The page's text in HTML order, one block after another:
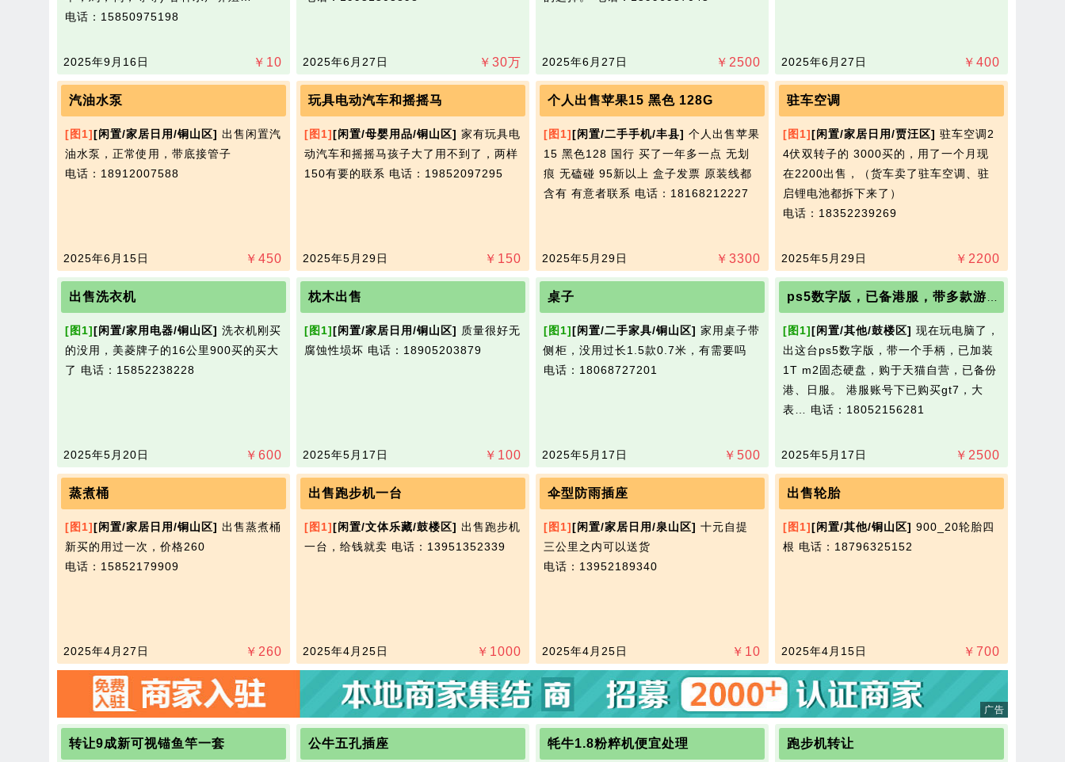
电话：15850975198
￥ 10
2025年9月16日 ￥ 30万
2025年6月27日 ￥ 2500
2025年6月27日 ￥ 400
2025年6月27日
汽油水泵
[图1][闲置/家居日用/铜山区] 出售闲置汽
油水泵，正常使用，带底接管子
电话：18912007588
￥ 450
2025年6月15日
玩具电动汽车和摇摇马
[图1][闲置/母婴用品/铜山区] 家有玩具电
动汽车和摇摇马孩子大了用不到了，两样
150有要的联系 电话：19852097295
￥ 150
2025年5月29日
个人出售苹果15 黑色 128G
[图1][闲置/二手手机/丰县] 个人出售苹果
15 黑色128 国行 买了一年多一点 无划
痕 无磕碰 95新以上 盒子发票 原装线都
含有 有意者联系 电话：18168212227
￥ 3300
2025年5月29日
驻车空调
[图1][闲置/家居日用/贾汪区] 驻车空调2
4伏双转子的 3000买的，用了一个月现​‌‌
在2200出售，（货车卖了驻车空调、驻
启锂电池都拆下来了）
电话：18352239269
￥ 2200
2025年5月29日
出售洗衣机
[图1][闲置/家用电器/铜山区] 洗衣机刚买
的没用，美菱牌子的16公里900买的买大
了 电话：15852238228
￥ 600
2025年5月20日
枕木出售
[图1][闲置/家居日用/铜山区] 质量很好无
腐蚀性埙坏​‌‌ 电话：18905203879
￥ 100
2025年5月17日
桌子
[图1][闲置/二手家具/铜山区] 家用桌子带
侧柜，没用过长1.5款0.7米，有需要吗
电话：18068727201
￥ 500
2025年5月17日
[图1][闲置/其他/鼓楼区] 现在玩电脑了，
出这台ps5数字版，带一个手柄，已加装
1T m2固态硬盘，购于天猫自营，已备份
港、日服。 港服账号下已购买gt7，大
表… 电话：18052156281
￥ 2500
2025年5月17日
蒸煮桶
[图1][闲置/家居日用/铜山区] 出售蒸煮桶
新买的用过一次，价格260
电话：15852179909
￥ 260
2025年4月27日
出售跑步机一台
[图1][闲置/文体乐藏/鼓楼区] 出售跑步机
一台，给钱就卖 电话：13951352339
￥ 1000
2025年4月25日
伞型防雨插座
[图1][闲置/家居日用/泉山区] 十元自提
三公里之内可以送货
电话：13952189340
￥ 10
2025年4月25日
出售轮胎
[图1][闲置/其他/铜山区] 900_20轮胎四
根​‌‌ 电话：18796325152
￥ 700
2025年4月15日
转让9成新可视锚鱼竿一套 公牛五孔插座 牦牛1.8粉粹机便宜处理 跑步机转让